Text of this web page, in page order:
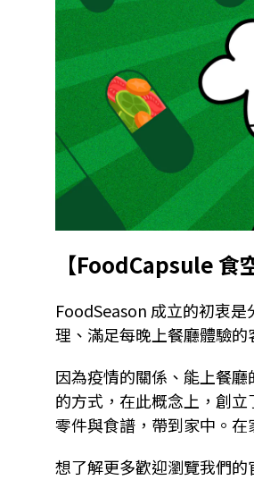
【FoodCapsule 食
FoodSeason 成立的初衷
理、滿足每晚上餐廳體驗的
因為疫情的關係、能上餐
的方式，在此概念上，創
零件與食譜，帶到家中。
想了解更多歡迎瀏覽我們的